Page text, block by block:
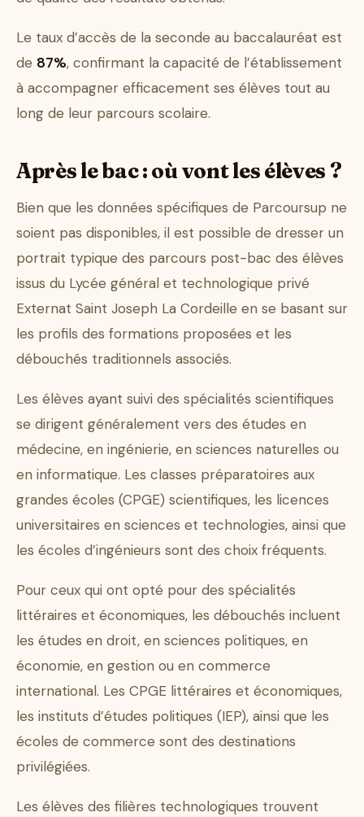
Le taux d’accès de la seconde au baccalauréat est
de 87%, confirmant la capacité de l’établissement
à accompagner efficacement ses élèves tout au
long de leur parcours scolaire.
Après le bac : où vont les élèves ?
Bien que les données spécifiques de Parcoursup ne
soient pas disponibles, il est possible de dresser un
portrait typique des parcours post-bac des élèves
issus du Lycée général et technologique privé
Externat Saint Joseph La Cordeille en se basant sur
les profils des formations proposées et les
débouchés traditionnels associés.
Les élèves ayant suivi des spécialités scientifiques
se dirigent généralement vers des études en
médecine, en ingénierie, en sciences naturelles ou
en informatique. Les classes préparatoires aux
grandes écoles (CPGE) scientifiques, les licences
universitaires en sciences et technologies, ainsi que
les écoles d’ingénieurs sont des choix fréquents.
Pour ceux qui ont opté pour des spécialités
littéraires et économiques, les débouchés incluent
les études en droit, en sciences politiques, en
économie, en gestion ou en commerce
international. Les CPGE littéraires et économiques,
les instituts d’études politiques (IEP), ainsi que les
écoles de commerce sont des destinations
privilégiées.
Les élèves des filières technologiques trouvent